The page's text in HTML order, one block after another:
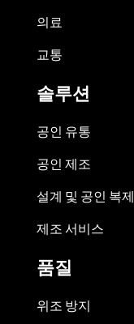
의료
교통
솔루션
공인 유통
공인 제조
설계 및 공인 복제
제조 서비스
품질
위조 방지